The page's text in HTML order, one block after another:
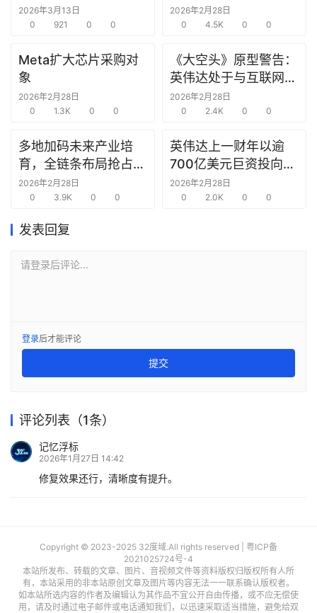
据
选
报
告
创
投
之
窗
商
链
2026年3月13日
0
921 0 0
究中心
2026年2月28日
0
4.5K 0 0
Meta扩大芯片采购对
象
2026年2月28日
0
1.3K 0 0
《大空头》原型警告：
英伟达处于与互联网泡
沫时期思科同样的“危
险境地”
2026年2月28日
0
2.4K 0 0
多地加码未来产业培
育，全链条布局抢占新
赛道先机
2026年2月28日
0
3.9K 0 0
英伟达上一财年以逾
700亿美元巨资投向合
作方，竭力巩固AI芯片
需求
2026年2月28日
0
2.0K 0 0
发表回复
请登录后评论...
登录后才能评论
提交
评论列表（1条）
记忆浮标
2026年1月27日 14:42
修复效果还行，清晰度有提升。
Copyright © 2023-2025 32度域.All rights reserved | 粤ICP备
2021025724号-4
本站所发布、转载的文章、图片、音视频文件等资料版权归版权所有人所
有，本站采用的非本站原创文章及图片等内容无法一一联系确认版权者。
如本站所选内容的作者及编辑认为其作品不宜公开自由传播，或不应无偿使
用，请及时通过电子邮件或电话通知我们，以迅速采取适当措施，避免给双